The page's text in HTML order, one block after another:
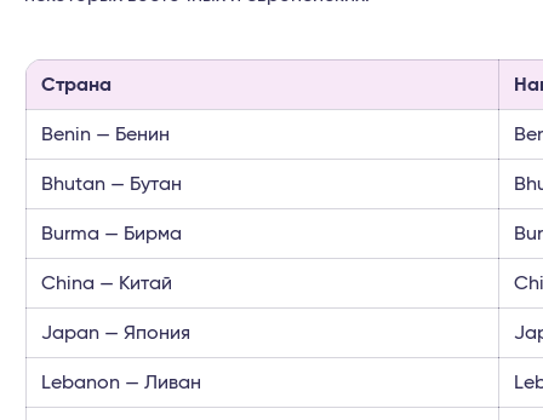
Страна
Benin — Бенин
Bhutan — Бутан
Burma — Бирма
China — Китай
Japan — Япония
Lebanon — Ливан